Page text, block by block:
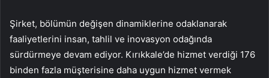
Şirket, bölümün değişen dinamiklerine odaklanarak
faaliyetlerini insan, tahlil ve inovasyon odağında
sürdürmeye devam ediyor. Kırıkkale’de hizmet verdiği 176
binden fazla müşterisine daha uygun hizmet vermek